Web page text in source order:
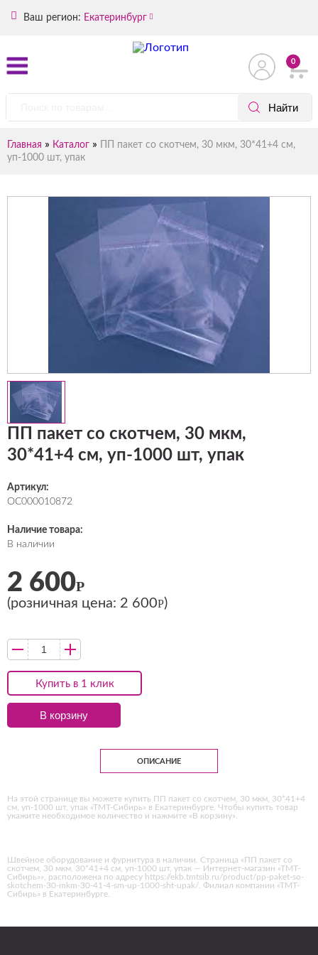
Ваш регион: Екатеринбург
0
Главная » Каталог »
ПП пакет со скотчем, 30 мкм, 30*41+4 см,
уп-1000 шт, упак
ПП пакет со скотчем, 30 мкм,
30*41+4 см, уп-1000 шт, упак
Артикул:
ОС000010872
Наличие товара:
В наличии
Купить в 1 клик
2 600Р
(розничная цена: 2 600Р)
В корзину
ОПИСАНИЕ
На этой странице вы можете купить ПП пакет со скотчем, 30 мкм, 30*41+4
см, уп-1000 шт, упак «ТМТ-Сибирь» в Екатеринбурге. Чтобы купить товар
укажите необходимое количество и нажмите «В корзину».
Швейное оборудование и фурнитура в наличии. Страница «ПП пакет со
скотчем, 30 мкм, 30*41+4 см, уп-1000 шт, упак — Интернет-магазин «ТМТ-
Сибирь»», расположена по адресу https://ekb.tmtsib.ru/product/pp-paket-so-
skotchem-30-mkm-30-41-4-sm-up-1000-sht-upak/. Филиал компании «ТМТ-
Сибирь» в Екатеринбурге.